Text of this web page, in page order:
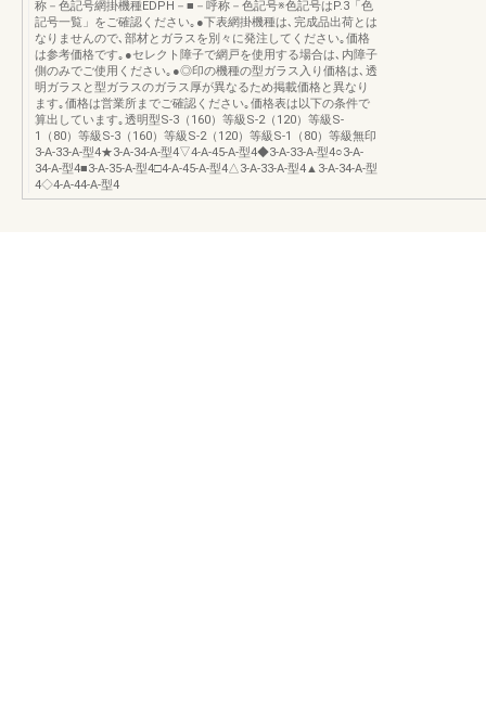
称－色記号網掛機種EDPH－■－呼称－色記号※色記号はP.3「色
記号一覧」をご確認ください｡●下表網掛機種は､完成品出荷とは
なりませんので､部材とガラスを別々に発注してください｡価格
は参考価格です｡●セレクト障子で網戸を使用する場合は､内障子
側のみでご使用ください｡●◎印の機種の型ガラス入り価格は､透
明ガラスと型ガラスのガラス厚が異なるため掲載価格と異なり
ます｡価格は営業所までご確認ください｡価格表は以下の条件で
算出しています｡透明型S-3（160）等級S-2（120）等級S-
1（80）等級S-3（160）等級S-2（120）等級S-1（80）等級無印
3-A-33-A-型4★3-A-34-A-型4▽4-A-45-A-型4◆3-A-33-A-型4○3-A-
34-A-型4■3-A-35-A-型4□4-A-45-A-型4△3-A-33-A-型4▲3-A-34-A-型
4◇4-A-44-A-型4